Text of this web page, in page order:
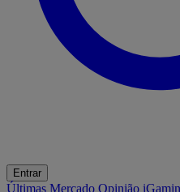
Entrar
Últimas Mercado Opinião